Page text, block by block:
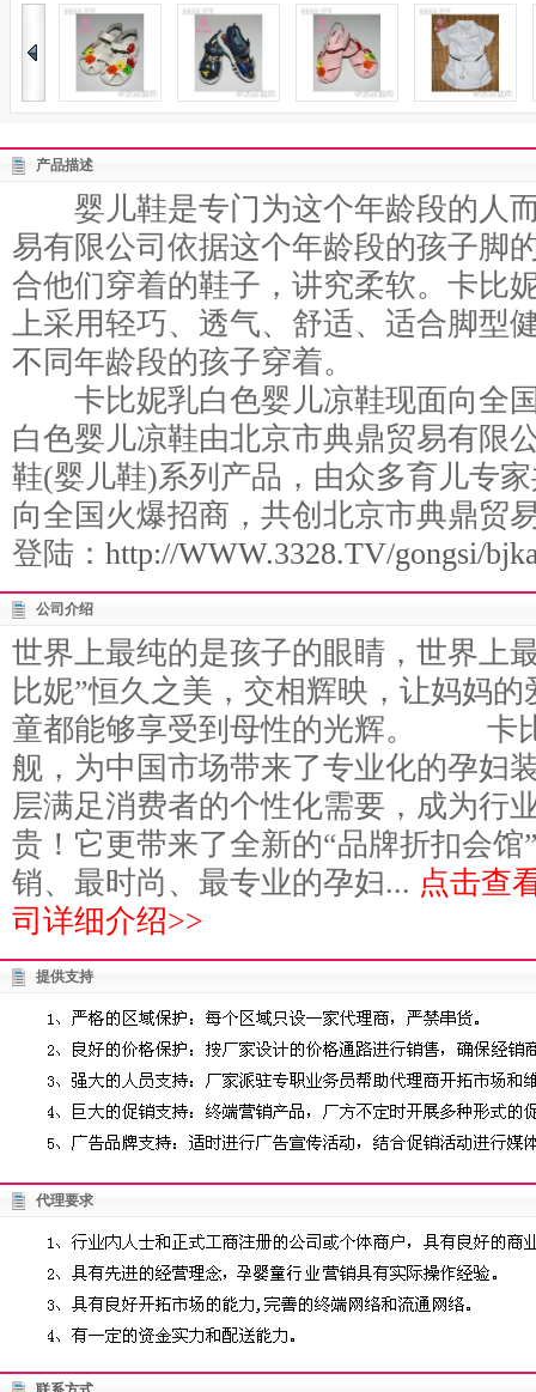
产品描述
婴儿鞋是专门为这个年龄段的人
易有限公司依据这个年龄段的孩子脚
合他们穿着的鞋子，讲究柔软。卡比
上采用轻巧、透气、舒适、适合脚型
不同年龄段的孩子穿着。
卡比妮乳白色婴儿凉鞋现面向全
白色婴儿凉鞋由北京市典鼎贸易有限
鞋(婴儿鞋)系列产品，由众多育儿专
向全国火爆招商，共创北京市典鼎贸
登陆： http://WWW.3328.TV/gongsi/
公司介绍
世界上最纯的是孩子的眼睛，世界上
比妮”恒久之美，交相辉映，让妈妈
童都能够享受到母性的光辉。 卡
舰，为中国市场带来了专业化的孕妇
层满足消费者的个性化需要，成为行
贵！它更带来了全新的“品牌折扣会
销、最时尚、最专业的孕妇... 点击查
司详细介绍>>
提供支持
代理要求